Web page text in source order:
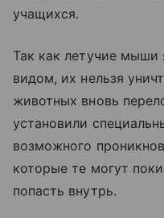
учащихся.
Так как летучие
видом, их нельзя
животных вновь
установили
возможного
которые те могут
попасть внутрь.